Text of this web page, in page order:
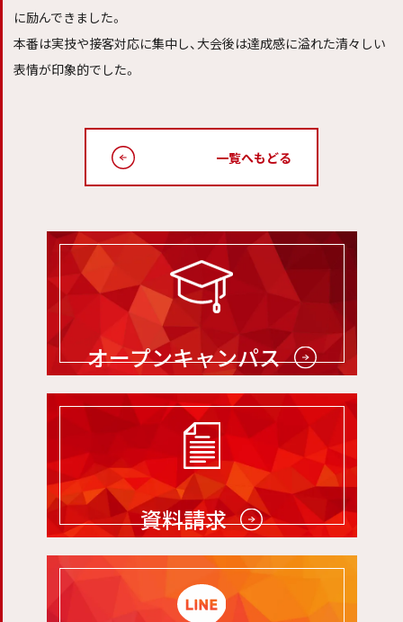
に励んできました。
本番は実技や接客対応に集中し、大会後は達成感に溢れた清々しい
表情が印象的でした。
一覧へもどる
オープンキャンパス
資料請求